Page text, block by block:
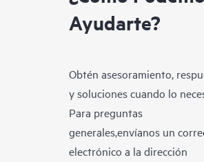
Ayudarte?
Obtén asesoramiento,
y soluciones cuando lo
Para preguntas
generales,envíanos un
electrónico a la dirección